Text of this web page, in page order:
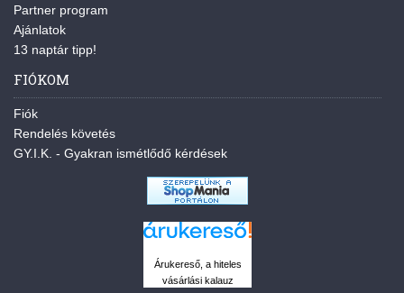
Partner program
Ajánlatok
13 naptár tipp!
FIÓKOM
Fiók
Rendelés követés
GY.I.K. - Gyakran ismétlődő kérdések
Árukereső, a hiteles
vásárlási kalauz